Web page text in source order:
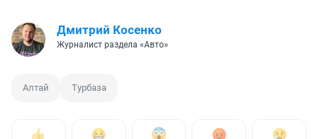
Дмитрий Косенко
Журналист раздела «Авто»
Алтай Турбаза